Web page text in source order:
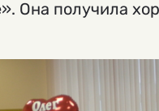
Она получила